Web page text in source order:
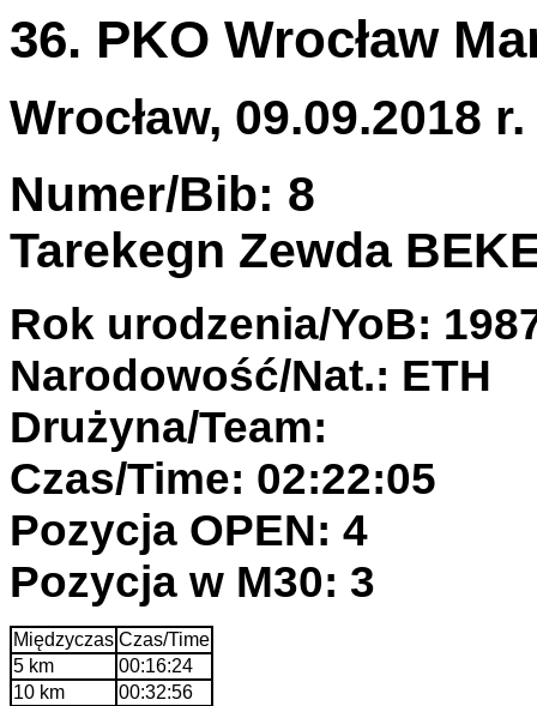
36. PKO Wrocław
Wrocław, 09.09.2018 r.
Numer/Bib: 8
Tarekegn Zewda
Rok urodzenia/YoB:
Narodowość/Nat.: ETH
Drużyna/Team:
Czas/Time: 02:22:05
Pozycja OPEN: 4
Pozycja w M30: 3
Międzyczas Czas/Time
5 km
00:16:24
10 km
00:32:56